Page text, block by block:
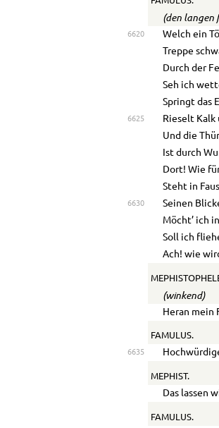
(den langen
6620
Welch ein
Treppe
Durch der
Seh ich
Springt das
6625
Rieselt Kalk
Und die
Ist durch
Dort! Wie
Steht in
6630
Seinen
Möcht’ ich
Soll ich
Ach! wie
(winkend)
Heran mein
FAMULUS.
6635
MEPHIST.
Das lassen
FAMULUS.